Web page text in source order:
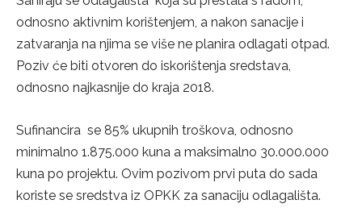
odnosno aktivnim korištenjem, a nakon sanacije i
zatvaranja na njima se više ne planira odlagati otpad.
Poziv će biti otvoren do iskorištenja sredstava,
odnosno najkasnije do kraja 2018.
Sufinancira se 85% ukupnih troškova, odnosno
minimalno 1.875.000 kuna a maksimalno 30.000.000
kuna po projektu. Ovim pozivom prvi puta do sada
koriste se sredstva iz OPKK za sanaciju odlagališta.